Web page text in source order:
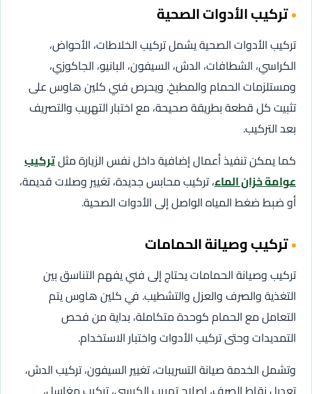
تركيب الأدوات الصحية
تركيب الأدوات الصحية يشمل تركيب الخلاطات، الأحواض،
الكراسي، الشطافات، الدش، السيفون، البانيو، الجاكوزي،
ومستلزمات الحمام والمطبخ. ويحرص فني كلين هاوس على
تثبيت كل قطعة بطريقة صحيحة، مع اختبار التهريب والتصريف
بعد التركيب.
كما يمكن تنفيذ أعمال إضافية داخل نفس الزيارة مثلتركيب
عوامة خزان الماء، تركيب محابس جديدة، تغيير وصلات قديمة،
أو ضبط ضغط المياه الواصل إلى الأدوات الصحية.
تركيب وصيانة الحمامات
تركيب وصيانة الحمامات يحتاج إلى فني يفهم التناسق بين
التغذية والصرف والعزل والتشطيب. في كلين هاوس يتم
التعامل مع الحمام كوحدة متكاملة، بداية من فحص
التمديدات وحتى تركيب الأدوات واختبار الاستخدام.
وتشمل الخدمة صيانة التسريبات، تغيير السيفون، تركيب الدش،